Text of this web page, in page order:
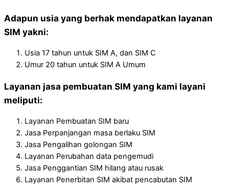
Adapun usia yang berhak mendapatkan layanan
SIM yakni:
Usia 17 tahun untuk SIM A, dan SIM C
Umur 20 tahun untuk SIM A Umum
Layanan jasa pembuatan SIM yang kami layani
meliputi:
Layanan Pembuatan SIM baru
Jasa Perpanjangan masa berlaku SIM
Jasa Pengalihan golongan SIM
Layanan Perubahan data pengemudi
Jasa Penggantian SIM hilang atau rusak
Layanan Penerbitan SIM akibat pencabutan SIM